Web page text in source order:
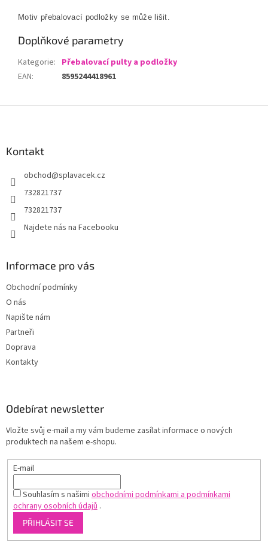
Motiv přebalovací podložky se může lišit.
Doplňkové parametry
Kategorie: Přebalovací pulty a podložky
EAN: 8595244418961
Kontakt
obchod@splavacek.cz
732821737
732821737
Najdete nás na Facebooku
Informace pro vás
Obchodní podmínky
O nás
Napište nám
Partneři
Doprava
Kontakty
Odebírat newsletter
Vložte svůj e-mail a my vám budeme zasílat informace o nových
produktech na našem e-shopu.
E-mail
Souhlasím s našimiobchodními podmínkami a podmínkami
ochrany osobních údajů.
PŘIHLÁSIT SE